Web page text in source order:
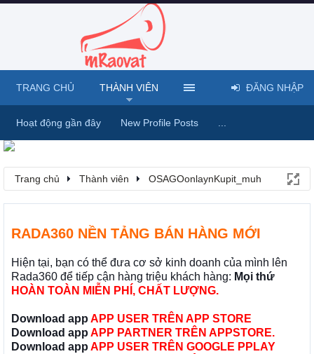
Trang chủ Thành viên OSAGOonlaynKupit_muh
RADA360 NỀN TẢNG BÁN HÀNG MỚI
Hiện tại, bạn có thể đưa cơ sở kinh doanh của mình lên
Rada360 để tiếp cận hàng triệu khách hàng: Mọi thứ
HOÀN TOÀN MIỄN PHÍ, CHẤT LƯỢNG.
Download app APP USER TRÊN APP STORE
Download app APP PARTNER TRÊN APPSTORE.
Download app APP USER TRÊN GOOGLE PPLAY
TRANG CHỦ THÀNH VIÊN
Hoạt động gần đây New Profile Posts
ĐĂNG NHẬP